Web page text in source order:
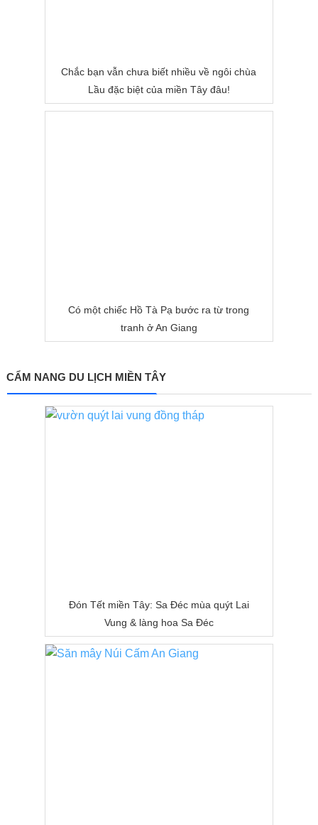
Chắc bạn vẫn chưa biết nhiều về ngôi chùa
Lầu đặc biệt của miền Tây đâu!
Có một chiếc Hồ Tà Pạ bước ra từ trong
tranh ở An Giang
CẨM NANG DU LỊCH MIỀN TÂY
Đón Tết miền Tây: Sa Đéc mùa quýt Lai
Vung & làng hoa Sa Đéc